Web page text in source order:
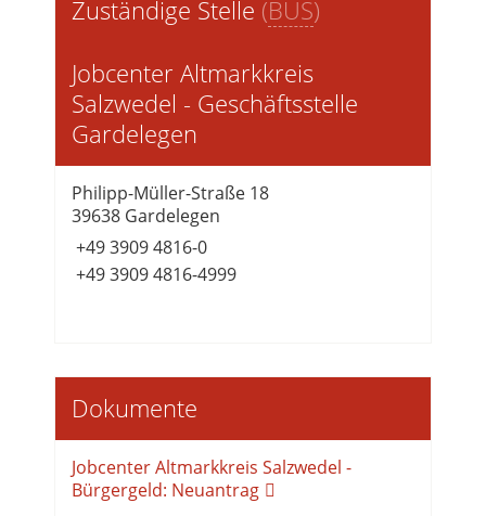
Zuständige Stelle (BUS)
Jobcenter Altmarkkreis
Salzwedel - Geschäftsstelle
Gardelegen
Philipp-Müller-Straße 18
39638 Gardelegen
+49 3909 4816-0
+49 3909 4816-4999
Dokumente
Jobcenter Altmarkkreis Salzwedel -
Bürgergeld: Neuantrag